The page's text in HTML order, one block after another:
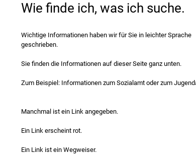
Wie finde ich, was ich suche.
Wichtige Informationen haben wir für Sie in leichter Sprache
geschrieben.
Sie finden die Informationen auf dieser Seite ganz unten.
Zum Beispiel: Informationen zum Sozialamt oder zum
Manchmal ist ein Link angegeben.
Ein Link erscheint rot.
Ein Link ist ein Wegweiser.